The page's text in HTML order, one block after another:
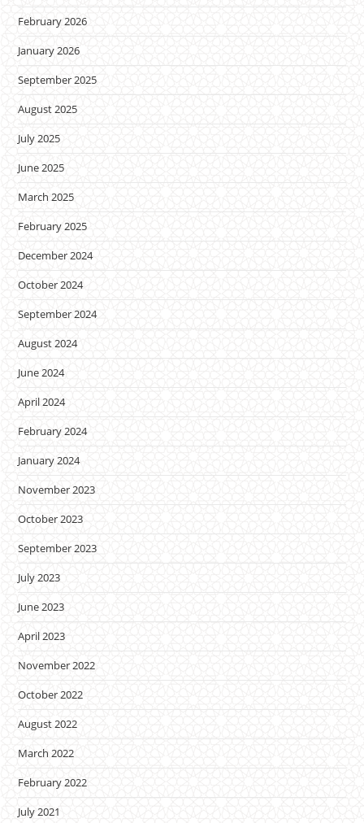
February 2026
January 2026
September 2025
August 2025
July 2025
June 2025
March 2025
February 2025
December 2024
October 2024
September 2024
August 2024
June 2024
April 2024
February 2024
January 2024
November 2023
October 2023
September 2023
July 2023
June 2023
April 2023
November 2022
October 2022
August 2022
March 2022
February 2022
July 2021